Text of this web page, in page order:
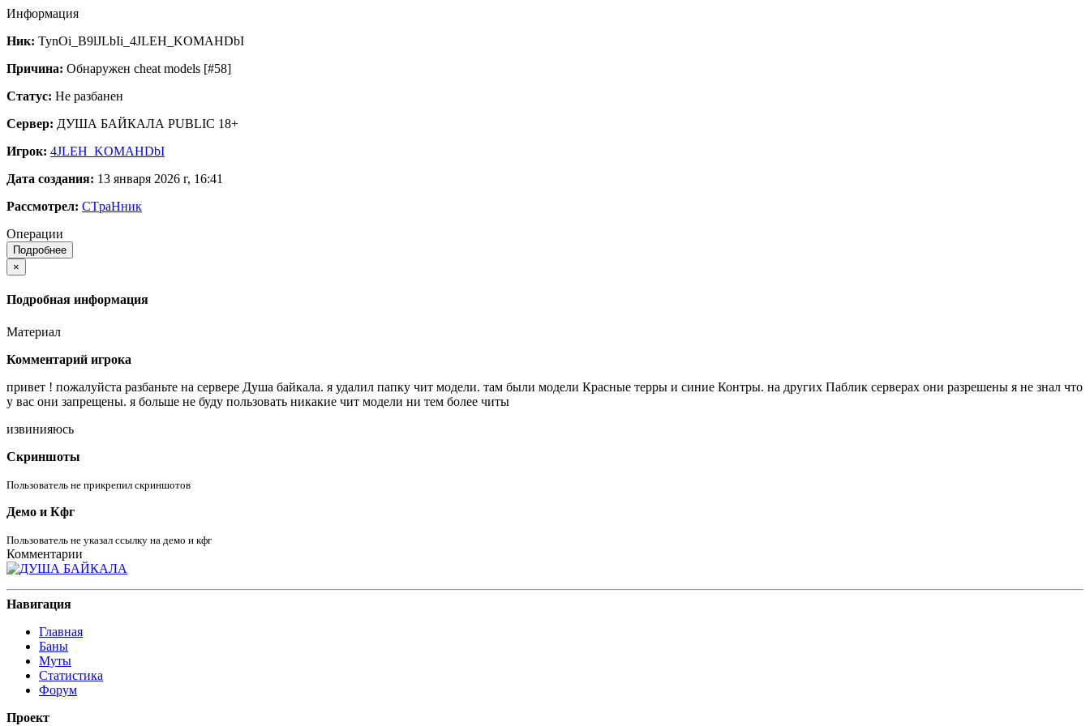
Информация
Ник: TynOi_B9lJLbIi_4JLEH_KOMAHDbI
Причина: Обнаружен cheat models [#58]
Статус: Не разбанен
Сервер: ДУША БАЙКАЛА PUBLIC 18+
Игрок: 4JLEH_KOMAHDbI
Дата создания: 13 января 2026 г, 16:41
Рассмотрел: CTpaНник
Операции
Подробнее
×
Подробная информация
Материал
Комментарий игрока
привет ! пожалуйста разбаньте на сервере Душа байкала. я удалил папку чит модели. там были модели Красные терры и синие Контры. на других Паблик серверах они разрешены я не знал что
у вас они запрещены. я больше не буду пользовать никакие чит модели ни тем более читы
извинияюсь
Скриншоты
Пользователь не прикрепил скриншотов
Демо и Кфг
Пользователь не указал ссылку на демо и кфг
Комментарии
Навигация
Главная
Баны
Муты
Статистика
Форум
Проект